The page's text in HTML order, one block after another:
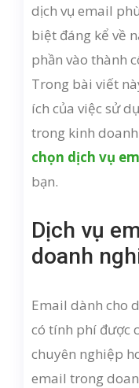
dịch vụ email
biệt đáng kể về
phần vào thành
Trong bài viết
ích của việc sử
trong kinh doanh
chọn dịch vụ
bạn.
Dịch vụ
doanh
Email dành cho
có tính phí được
chuyên nghiệp
email trong